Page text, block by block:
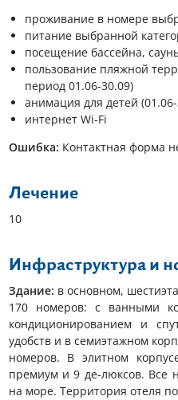
проживание в номере
питание выбранной
посещение бассейна,
пользование пляжной
период 01.06-30.09)
анимация для детей
интернет Wi-Fi
Ошибка: Контактная форма
Лечение
10
Инфраструктура и
Здание: в основном,
170 номеров: с ванными
кондиционированием и
удобств и в семиэтажном
номеров. В элитном
премиум и 9 де-люксов. Все
на море. Территория отеля